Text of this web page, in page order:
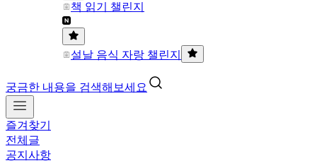
책 읽기 챌린지
설날 음식 자랑 챌린지
궁금한 내용을 검색해보세요
즐겨찾기
전체글
공지사항